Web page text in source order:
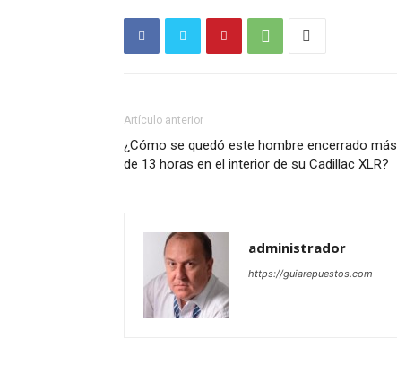
Artículo anterior
¿Cómo se quedó este hombre encerrado más
de 13 horas en el interior de su Cadillac XLR?
administrador
https://guiarepuestos.com